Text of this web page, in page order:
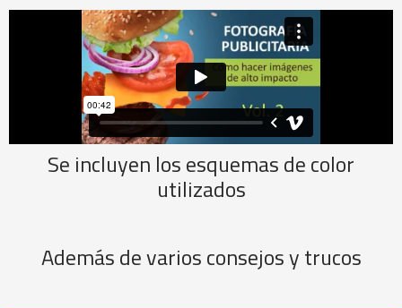
Se incluyen los esquemas de color
utilizados
Además de varios consejos y trucos